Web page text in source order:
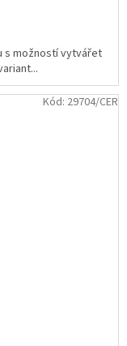
s možností vytvářet
Kód: 29704/CER